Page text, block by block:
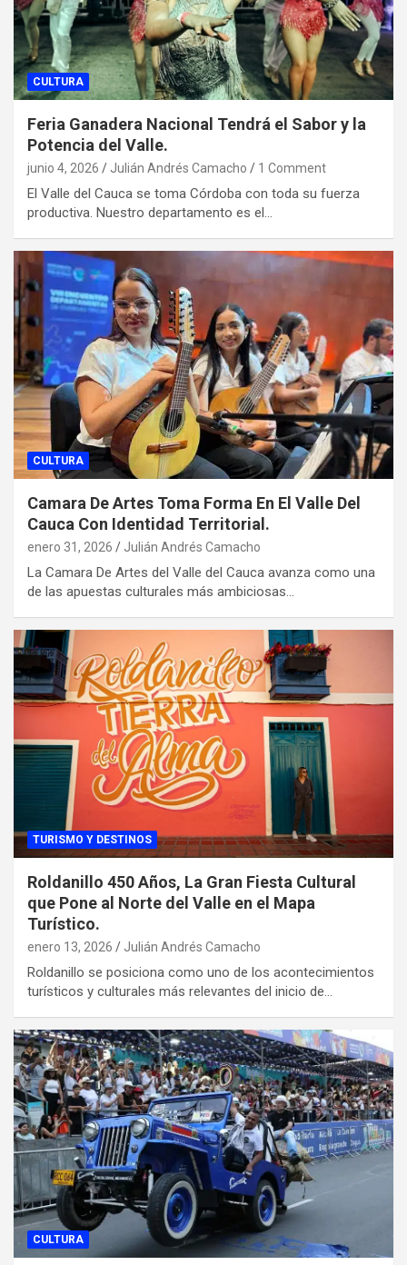
CULTURA
Feria Ganadera Nacional Tendrá el Sabor y la
Potencia del Valle.
junio 4, 2026 Julián Andrés Camacho 1 Comment
El Valle del Cauca se toma Córdoba con toda su fuerza
productiva. Nuestro departamento es el…
CULTURA
Camara De Artes Toma Forma En El Valle Del
Cauca Con Identidad Territorial.
enero 31, 2026 Julián Andrés Camacho
La Camara De Artes del Valle del Cauca avanza como una
de las apuestas culturales más ambiciosas…
TURISMO Y DESTINOS
Roldanillo 450 Años, La Gran Fiesta Cultural
que Pone al Norte del Valle en el Mapa
Turístico.
enero 13, 2026 Julián Andrés Camacho
Roldanillo se posiciona como uno de los acontecimientos
turísticos y culturales más relevantes del inicio de…
CULTURA